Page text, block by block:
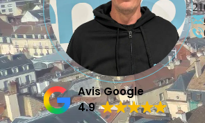
Avis Google
4.9